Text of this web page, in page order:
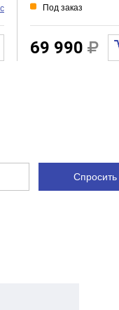
Под заказ
69 990
Спросить